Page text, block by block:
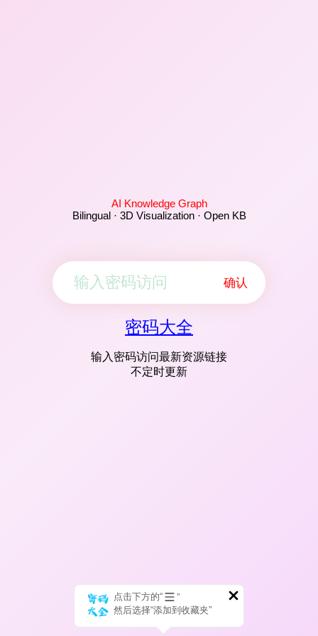
AI Knowledge Graph
Bilingual · 3D Visualization · Open KB
确认
密码大全
输入密码访问最新资源链接
不定时更新
点击下方的“
”
然后选择“添加到收藏夹”